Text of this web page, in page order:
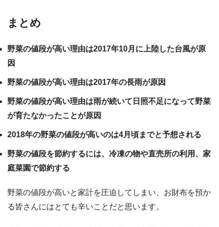
まとめ
野菜の値段が高い理由は2017年10月に上陸した台風が原
因
野菜の値段が高い理由は2017年の長雨が原因
野菜の値段が高い理由は雨が続いて日照不足になって野菜
が育たなかったことが原因
2018年の野菜の値段が高いのは4月頃までと予想される
野菜の値段を節約するには、冷凍の物や直売所の利用、家
庭菜園で節約する
野菜の値段が高いと家計を圧迫してしまい、お財布を預か
る皆さんにはとても辛いことだと思います。